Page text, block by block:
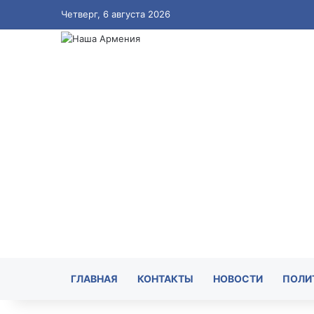
Четверг, 6 августа 2026
ГЛАВНАЯ КОНТАКТЫ НОВОСТИ